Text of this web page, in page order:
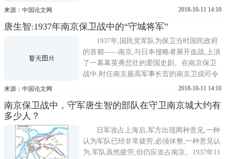
都知道，他是我国现代军事史上的一位爱国
会，献身民主主义革命，参加过辛亥、护
国、护法、北伐、讨蒋、抗日等各大战役，
先后和叶开鑫、吴佩孚、张学良
来源：中国论文网 2018-10-11 14:10
唐生智:1937年南京保卫战中的“守城将军”
1937年,国民党军队为保卫当时国民政府
的首都――南京,与日本侵略者展开血战,上演
了一幕幕英勇悲壮的爱国史剧。在南京保卫
战中,时任南京最高军事长官的南京卫戍司令
唐生智挺身力战、带病指挥,被人称为爱国的
军队在刚刚结束的淞沪战役中受到重创,日军
来的南京
来源：中国论文网 2018-10-11 14:10
南京保卫战中，守军唐生智的部队在守卫南京城大约有
多少人？
日军攻占上海后,军方出现两种意见,一种
认为军队已经非常疲劳,必须休整,一种意见认
为,军队虽然疲劳,但仍应攻占南京。1937年11